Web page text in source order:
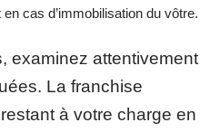
cas d’immobilisation du vôtre.
examinez attentivement
La franchise
à votre charge en